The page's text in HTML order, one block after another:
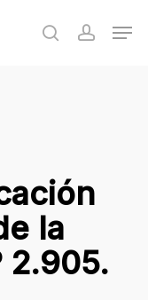
search
la
2.905.